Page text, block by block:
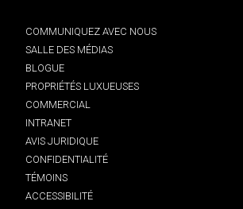
COMMUNIQUEZ AVEC NOUS
SALLE DES MÉDIAS
BLOGUE
PROPRIÉTÉS LUXUEUSES
COMMERCIAL
INTRANET
AVIS JURIDIQUE
CONFIDENTIALITÉ
TÉMOINS
ACCESSIBILITÉ